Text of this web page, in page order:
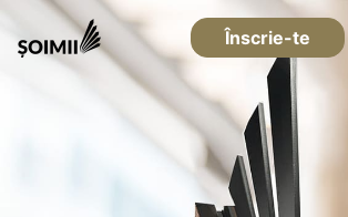
Înscrie-te